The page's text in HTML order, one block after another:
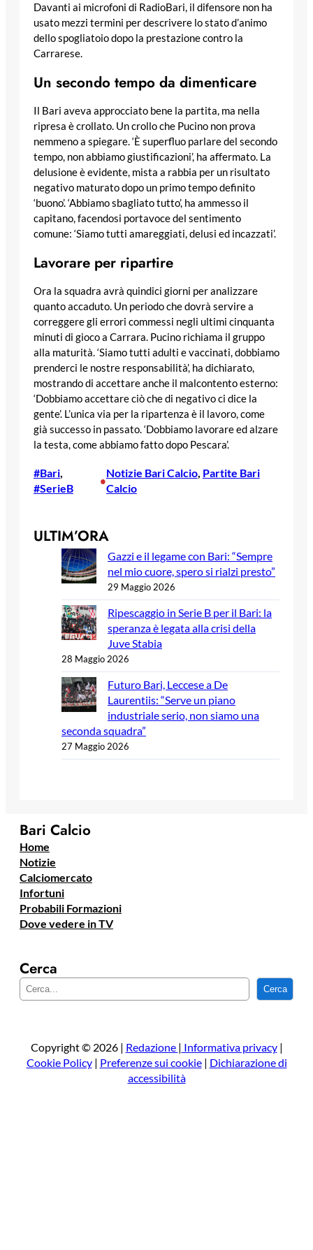
Davanti ai microfoni di RadioBari, il difensore non ha
usato mezzi termini per descrivere lo stato d’animo
dello spogliatoio dopo la prestazione contro la
Carrarese.
Un secondo tempo da dimenticare
Il Bari aveva approcciato bene la partita, ma nella
ripresa è crollato. Un crollo che Pucino non prova
nemmeno a spiegare. ‘È superfluo parlare del secondo
tempo, non abbiamo giustificazioni’, ha affermato. La
delusione è evidente, mista a rabbia per un risultato
negativo maturato dopo un primo tempo definito
‘buono’. ‘Abbiamo sbagliato tutto’, ha ammesso il
capitano, facendosi portavoce del sentimento
comune: ‘Siamo tutti amareggiati, delusi ed incazzati’.
Lavorare per ripartire
Ora la squadra avrà quindici giorni per analizzare
quanto accaduto. Un periodo che dovrà servire a
correggere gli errori commessi negli ultimi cinquanta
minuti di gioco a Carrara. Pucino richiama il gruppo
alla maturità. ‘Siamo tutti adulti e vaccinati, dobbiamo
prenderci le nostre responsabilità’, ha dichiarato,
mostrando di accettare anche il malcontento esterno:
‘Dobbiamo accettare ciò che di negativo ci dice la
gente’. L’unica via per la ripartenza è il lavoro, come
già successo in passato. ‘Dobbiamo lavorare ed alzare
la testa, come abbiamo fatto dopo Pescara’.
#Bari
#SerieB
•
Notizie Bari Calcio, Partite Bari
Calcio
ULTIM’ORA
Gazzi e il legame con Bari: “Sempre
nel mio cuore, spero si rialzi presto”
29 Maggio 2026
Ripescaggio in Serie B per il Bari: la
speranza è legata alla crisi della
Juve Stabia
28 Maggio 2026
Futuro Bari, Leccese a De
Laurentiis: “Serve un piano
industriale serio, non siamo una
seconda squadra”
27 Maggio 2026
Bari Calcio
Home
Notizie
Calciomercato
Infortuni
Probabili Formazioni
Dove vedere in TV
Cerca
e
a
Cerca
Copyright © 2026 | Redazione | Informativa privacy|
Cookie Policy| Preferenze sui cookie| Dichiarazione di
accessibilità